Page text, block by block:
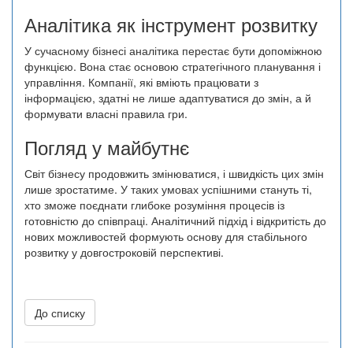
Аналітика як інструмент розвитку
У сучасному бізнесі аналітика перестає бути допоміжною
функцією. Вона стає основою стратегічного планування і
управління. Компанії, які вміють працювати з
інформацією, здатні не лише адаптуватися до змін, а й
формувати власні правила гри.
Погляд у майбутнє
Світ бізнесу продовжить змінюватися, і швидкість цих змін
лише зростатиме. У таких умовах успішними стануть ті,
хто зможе поєднати глибоке розуміння процесів із
готовністю до співпраці. Аналітичний підхід і відкритість до
нових можливостей формують основу для стабільного
розвитку у довгостроковій перспективі.
До списку